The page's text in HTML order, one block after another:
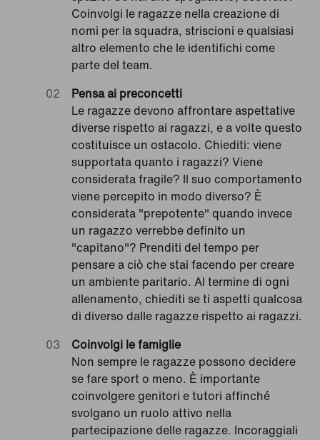
Coinvolgi le ragazze nella creazione di
nomi per la squadra, striscioni e qualsiasi
altro elemento che le identifichi come
parte del team.
Pensa ai preconcetti
Le ragazze devono affrontare aspettative
diverse rispetto ai ragazzi, e a volte questo
costituisce un ostacolo. Chiediti: viene
supportata quanto i ragazzi? Viene
considerata fragile? Il suo comportamento
viene percepito in modo diverso? È
considerata "prepotente" quando invece
un ragazzo verrebbe definito un
"capitano"? Prenditi del tempo per
pensare a ciò che stai facendo per creare
un ambiente paritario. Al termine di ogni
allenamento, chiediti se ti aspetti qualcosa
di diverso dalle ragazze rispetto ai ragazzi.
Coinvolgi le famiglie
Non sempre le ragazze possono decidere
se fare sport o meno. È importante
coinvolgere genitori e tutori affinché
svolgano un ruolo attivo nella
partecipazione delle ragazze. Incoraggiali